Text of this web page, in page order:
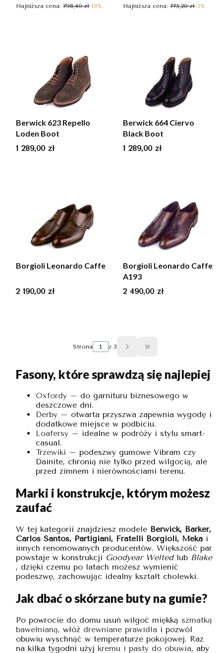
Najniższa cena: 798,40 zł-19%
Najniższa cena: 775,20 zł-3%
Berwick 623 Repello
Loden Boot
Cena
1 289,00 zł
Berwick 664 Ciervo
Black Boot
Cena
1 289,00 zł
Borgioli Leonardo Caffe
Cena
2 190,00 zł
Borgioli Leonardo Caffe
A193
Cena
2 490,00 zł
Strona z 3 Przejdź do ostatniej
Fasony, które sprawdzą się najlepiej
Oxfordy – do garnituru biznesowego w
deszczowe dni.
Derby – otwarta przyszwa zapewnia wygodę i
dodatkowe miejsce w podbiciu.
Loafersy – idealne w podróży i stylu smart-
casual.
Trzewiki – podeszwy gumowe Vibram czy
Dainite, chronią nie tylko przed wilgocią, ale
przed zimnem i nierównościami terenu.
Marki i konstrukcje, którym możesz
zaufać
W tej kategorii znajdziesz modele Berwick, Barker,
Carlos Santos, Partigiani, Fratelli Borgioli, Meka i
innych renomowanych producentów. Większość par
powstaje w konstrukcji Goodyear Weltedlub Blake
, dzięki czemu po latach możesz wymienić
podeszwę, zachowując idealny kształt cholewki.
Jak dbać o skórzane buty na gumie?
Po powrocie do domu usuń wilgoć miękką szmatką
bawełnianą, włóż drewniane prawidła i pozwól
obuwiu wyschnąć w temperaturze pokojowej. Raz
na kilka tygodni użyj kremu i pasty do obuwia, aby